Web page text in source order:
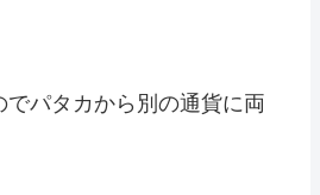
パタカから別の通貨に両